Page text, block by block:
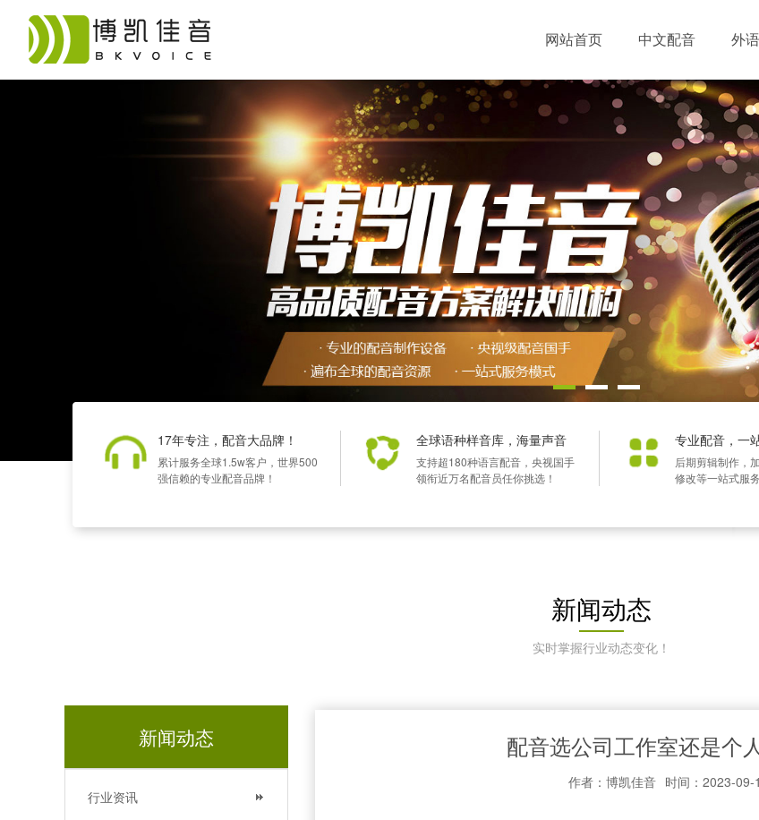
网站首页 中文配音 外
17年专注，配音大品牌！
累计服务全球1.5w客户，世界500
强信赖的专业配音品牌！
全球语种样音库，海量声音
支持超180种语言配音，央视国手
领衔近万名配音员任你挑选！
专业配音，一
后期剪辑制作，
修改等一站式服
新闻动态
实时掌握行业动态变化！
新闻动态
行业资讯
配音选公司工作室还是个
作者：博凯佳音 时间：2023-09-